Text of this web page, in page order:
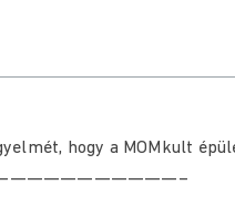
hogy a MOMkult